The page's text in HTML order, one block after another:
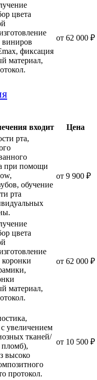
цвета
виниров
фиксация
материал,
от 62 000 ₽
входит Цена
рта,
при помощи
обучение
рта
от 9 900 ₽
цвета
коронки
материал,
от 62 000 ₽
увеличением
тканей/
пломб),
высоко
протокол.
от 10 500 ₽